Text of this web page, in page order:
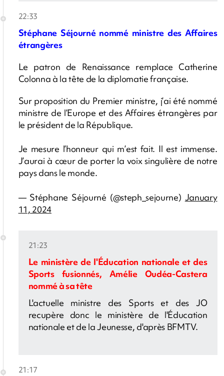
22:33
Stéphane Séjourné nommé ministre des Affaires
étrangères
Le patron de Renaissance remplace Catherine
Colonna à la tête de la diplomatie française.
Sur proposition du Premier ministre, j’ai été nommé
ministre de l’Europe et des Affaires étrangères par
le président de la République.
Je mesure l’honneur qui m’est fait. Il est immense.
J’aurai à cœur de porter la voix singulière de notre
pays dans le monde.
— Stéphane Séjourné (@steph_sejourne) January
11, 2024
21:23
Le ministère de l'Éducation nationale et des
Sports fusionnés, Amélie Oudéa-Castera
nommé à sa tête
L'actuelle ministre des Sports et des JO
recupère donc le ministère de l'Éducation
nationale et de la Jeunesse, d'après BFMTV.
21:17